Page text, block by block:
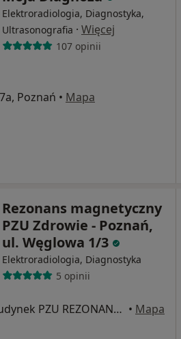
Elektroradiologia, Diagnostyka,
Ultrasonografia · Więcej
107 opinii
Poznań • Mapa
Rezonans magnetyczny
PZU Zdrowie - Poznań,
ul. Węglowa 1/3
Elektroradiologia, Diagnostyka
5 opinii
Węglowa 1/3 - budynek PZU REZONANS MAGNETYCZNY (naprzeciwko parku), Poznań • Mapa